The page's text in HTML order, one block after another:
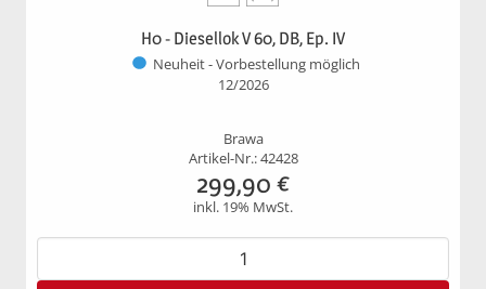
H0 - Diesellok V 60, DB, Ep. IV
Neuheit - Vorbestellung möglich
12/2026
Brawa
Artikel-Nr.: 42428
299,90 €
inkl. 19% MwSt.